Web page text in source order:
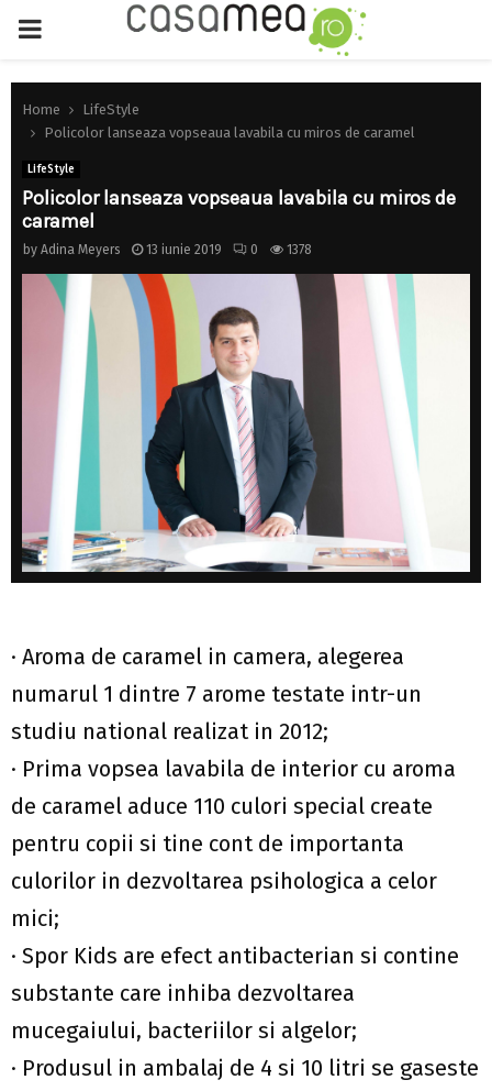
PRIMARY
MENU
Home
LifeStyle
Policolor lanseaza vopseaua lavabila cu miros de caramel
LifeStyle
Policolor lanseaza vopseaua lavabila cu miros de
caramel
by Adina Meyers 13 iunie 2019 0 1378
· Aroma de caramel in camera, alegerea
numarul 1 dintre 7 arome testate intr-un
studiu national realizat in 2012;
· Prima vopsea lavabila de interior cu aroma
de caramel aduce 110 culori special create
pentru copii si tine cont de importanta
culorilor in dezvoltarea psihologica a celor
mici;
· Spor Kids are efect antibacterian si contine
substante care inhiba dezvoltarea
mucegaiului, bacteriilor si algelor;
· Produsul in ambalaj de 4 si 10 litri se gaseste